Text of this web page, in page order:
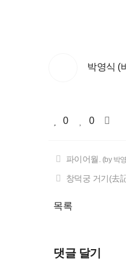
박영식 (
0 0
파이어월. (by 박
창덕궁 거기(去
목록
댓글 달기